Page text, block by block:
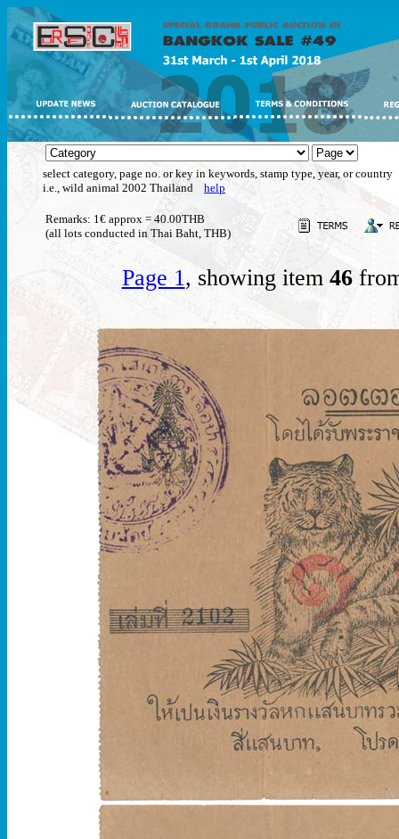
select category, page no. or key in keywords, stamp type, year, or country
i.e., wild animal 2002 Thailand help
Remarks: 1€ approx = 40.00THB
(all lots conducted in Thai Baht, THB)
Page 1, showing item 46